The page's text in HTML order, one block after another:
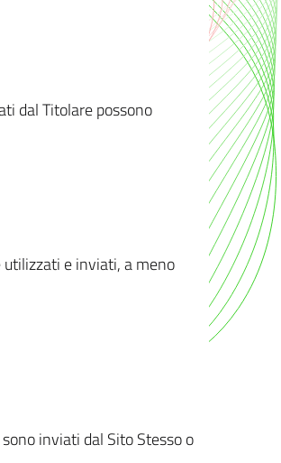
dal Titolare possono
e inviati, a meno
inviati dal Sito Stesso o